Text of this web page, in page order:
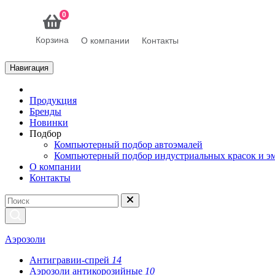
0
Корзина О компании Контакты
Навигация
Продукция
Бренды
Новинки
Подбор
Компьютерный подбор автоэмалей
Компьютерный подбор индустриальных красок и
О компании
Контакты
Аэрозоли
Антигравии-спрей 14
Аэрозоли антикорозийные 10